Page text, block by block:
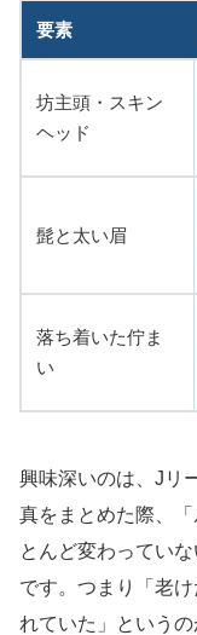
要素
坊主頭・スキン
ヘッド
髭と太い眉
落ち着いた佇ま
い
興味深いのは、Jリ
真をまとめた際、
とんど変わってい
です。つまり「老
れていた」という